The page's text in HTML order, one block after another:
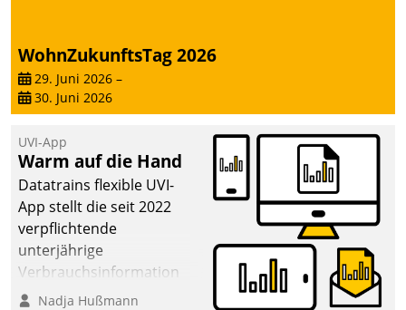
WohnZukunftsTag 2026
29. Juni 2026 –
30. Juni 2026
UVI-App
Warm auf die Hand
Datatrains flexible UVI-
App stellt die seit 2022
verpflichtende
unterjährige
Verbrauchsinformation
schnell, zuverlässig und
Nadja Hußmann